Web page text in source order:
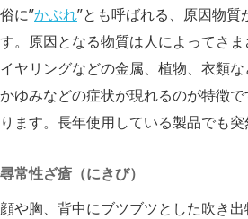
俗に”かぶれ”とも呼ばれる、原因物
す。原因となる物質は人によってさ
イヤリングなどの金属、植物、衣類
かゆみなどの症状が現れるのが特徴
ります。長年使用している製品でも
尋常性ざ瘡（にきび）
顔や胸、背中にブツブツとした吹き